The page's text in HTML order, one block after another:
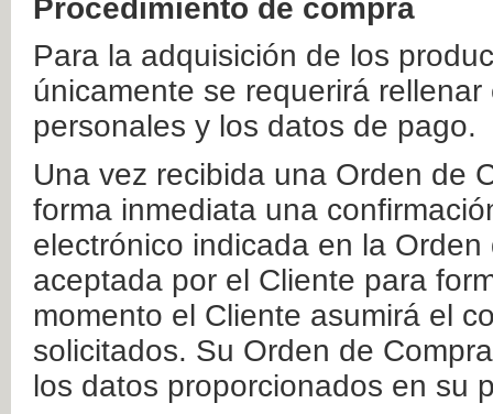
Procedimiento de compra
Para la adquisición de los
únicamente se requerirá
personales y los datos de pago.
Una vez recibida una Orden de
forma inmediata una
electrónico indicada en la
aceptada por el Cliente para
momento el Cliente asumirá el
solicitados. Su Orden de
los datos proporcionados en su